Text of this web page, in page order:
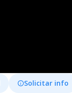
Solicitar info